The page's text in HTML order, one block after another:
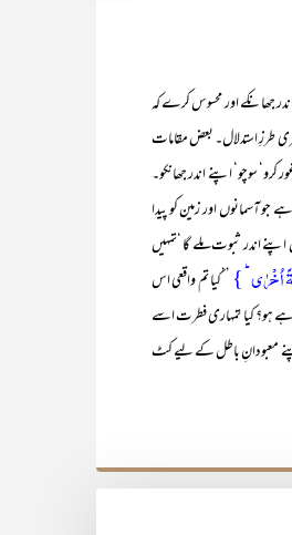
جھانکے اور محسوس کرے کہ
طرزِ استدلال۔ بعض مقامات
سوچو‘ اپنے اندر جھانکو۔
جو آسمانوں اور زمین کو پیدا
اپنے اندر ثبوت ملے گا ‘تمہیں
اُخۡرٰی ؕ } ’’کیا تم واقعی اس
رہے ہو؟ کیا تمہاری فطرت اسے
معبودانِ باطل کے لیے کٹ